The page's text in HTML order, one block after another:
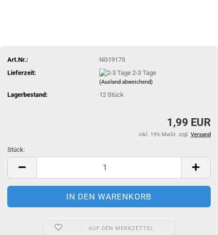
Art.Nr.:
NG19173
Lieferzeit:
2-3 Tage
(Ausland abweichend)
Lagerbestand: 12Stück
1,99 EUR
inkl. 19% MwSt. zzgl. Versand
Stück:
Stück
AUF DEN MERKZETTEL